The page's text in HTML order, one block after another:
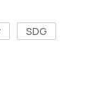
SDG